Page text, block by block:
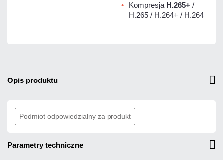
Kompresja H.265+ /
H.265 / H.264+ / H.264
opis produktu
Podmiot odpowiedzialny za produkt
parametry techniczne